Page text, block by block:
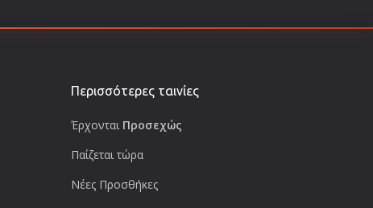
Περισσότερες ταινίες
Έρχονται Προσεχώς
Παίζεται τώρα
Νέες Προσθήκες